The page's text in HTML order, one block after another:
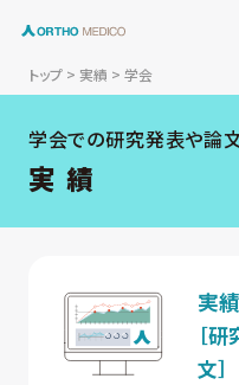
トップ> 実績 > 学会
学会での研究発表や論
実 績
実績
［
文］